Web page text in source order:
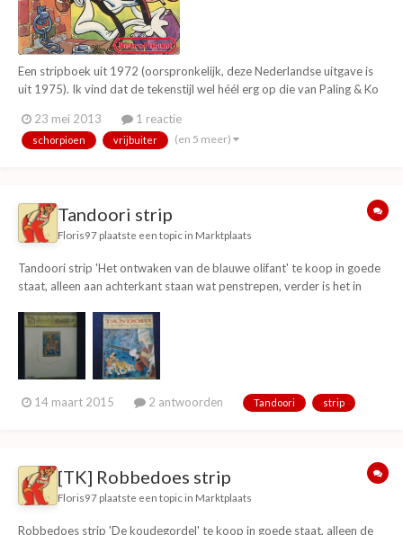
Een stripboek uit 1972 (oorspronkelijk, deze Nederlandse uitgave is
uit 1975). Ik vind dat de tekenstijl wel héél erg op die van Paling & Ko
echter een andere schrijver/tekenaar gecredit, namelijk ene Vazquez.
Zou het toch vroe...
23 mei 2013 1 reactie
schorpioen vrijbuiter (en 5 meer)
Tandoori strip
Floris97 plaatste een topic in Marktplaats
Tandoori strip 'Het ontwaken van de blauwe olifant' te koop in goede
staat, alleen aan achterkant staan wat penstrepen, verder is het in
verzendkosten.
14 maart 2015 2 antwoorden Tandoori strip
[TK] Robbedoes strip
Floris97 plaatste een topic in Marktplaats
Robbedoes strip 'De koudegordel' te koop in goede staat, alleen de